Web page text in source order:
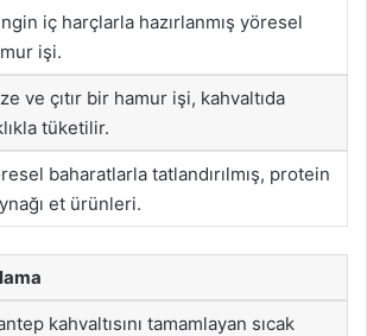
iç harçlarla hazırlanmış yöresel
işi.
ve çıtır bir hamur işi, kahvaltıda
tüketilir.
baharatlarla tatlandırılmış, protein
et ürünleri.
kahvaltısını tamamlayan sıcak